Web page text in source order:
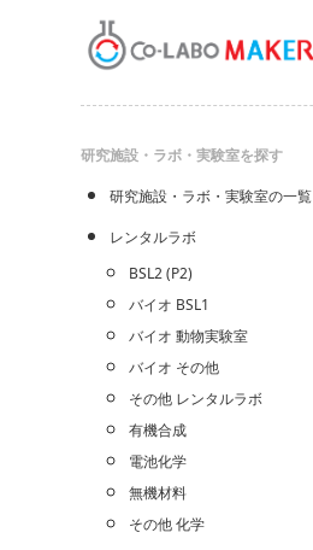
研究施設・ラボ・実験室を探す
研究施設・ラボ・実験室の一覧
レンタルラボ
BSL2 (P2)
バイオ BSL1
バイオ 動物実験室
バイオ その他
その他 レンタルラボ
有機合成
電池化学
無機材料
その他 化学